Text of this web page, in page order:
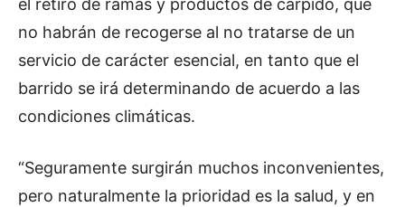
el retiro de ramas y productos de carpido, que
no habrán de recogerse al no tratarse de un
servicio de carácter esencial, en tanto que el
barrido se irá determinando de acuerdo a las
condiciones climáticas.
“Seguramente surgirán muchos inconvenientes,
pero naturalmente la prioridad es la salud, y en